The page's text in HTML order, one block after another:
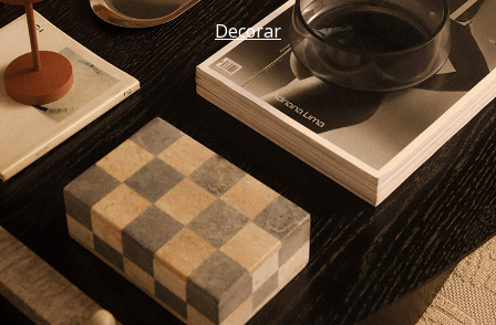
Decorar